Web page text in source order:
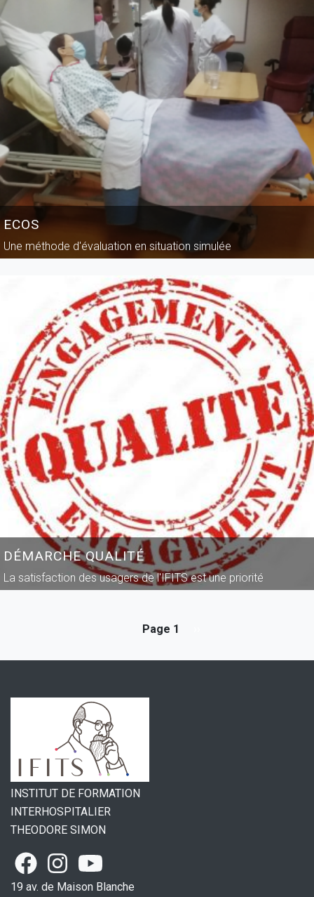
ECOS
Une méthode d'évaluation en situation simulée
DÉMARCHE QUALITÉ
La satisfaction des usagers de l'IFITS est une priorité
Page 1
INSTITUT DE FORMATION
INTERHOSPITALIER
THEODORE SIMON
19 av. de Maison Blanche